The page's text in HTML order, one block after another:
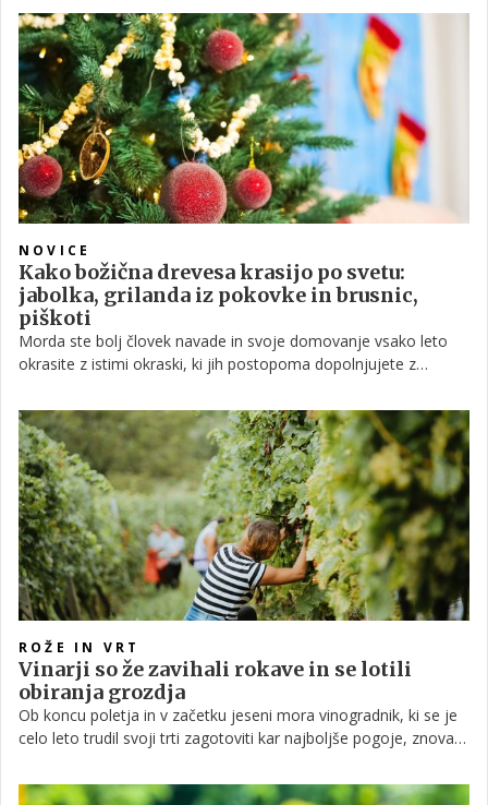
naših tleh. Zdi se namreč, da ne moremo obiskati mesta ali se
odpraviti na izlet, ne da bi naleteli na kakšno kraljevo rezidenco.
Že bežno raziskovanje nam odstre čudovite skrivnosti, ki so jih
dolga stoletja skrivali srednjeveški kamniti zidovi, v nebo vpijoči
stolpi in mostovi, ki so skrbno varovali prebivalce znotraj zidov.
Vse od škotskega višavja in bavarskih Alp do sredozemske
obale se raztezajo najlepši dvorci in graščine v Evropi.
NOVICE
Kako božična drevesa krasijo po svetu:
jabolka, grilanda iz pokovke in brusnic,
piškoti
Morda ste bolj človek navade in svoje domovanje vsako leto
okrasite z istimi okraski, ki jih postopoma dopolnjujete z
vsako leto izbere novo barvno shemo za božično-novoletno
okrasitev. Ne glede na to, kam spadate, so nove ideje za
okraševanje vedno dobrodošle. Preverili smo, kaj v različnih
državah krasi domove ljudi v tem času.
ROŽE IN VRT
Vinarji so že zavihali rokave in se lotili
obiranja grozdja
Ob koncu poletja in v začetku jeseni mora vinogradnik, ki se je
celo leto trudil svoji trti zagotoviti kar najboljše pogoje, znova
dela! S tem pa se njegovo delo seveda ne konča. Časa za